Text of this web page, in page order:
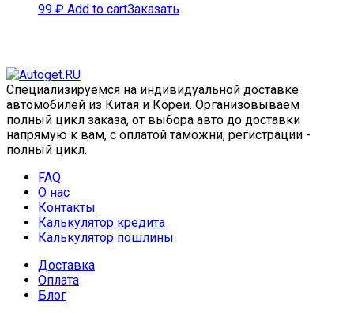
99 ₽ Add to cartЗаказать
Специализируемся на индивидуальной доставке
автомобилей из Китая и Кореи. Организовываем
полный цикл заказа, от выбора авто до доставки
напрямую к вам, с оплатой таможни, регистрации -
полный цикл.
FAQ
О нас
Контакты
Калькулятор кредита
Калькулятор пошлины
Доставка
Оплата
Блог